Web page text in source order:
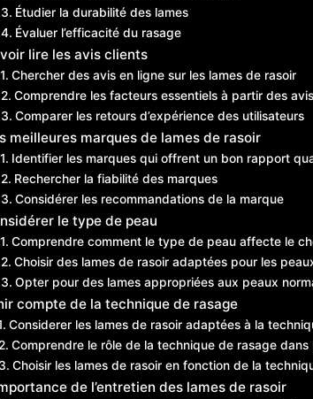
Étudier la durabilité des lames
Évaluer l’efficacité du rasage
lire les avis clients
Chercher des avis en ligne sur les lames de rasoir
Comprendre les facteurs essentiels à partir des
Comparer les retours d’expérience des utilisateurs
meilleures marques de lames de rasoir
Identifier les marques qui offrent un bon rapport
Rechercher la fiabilité des marques
Considérer les recommandations de la marque
le type de peau
Comprendre comment le type de peau affecte le
Choisir des lames de rasoir adaptées pour les
Opter pour des lames appropriées aux peaux
compte de la technique de rasage
Considerer les lames de rasoir adaptées à la
Comprendre le rôle de la technique de rasage
Choisir les lames de rasoir en fonction de la
de l’entretien des lames de rasoir